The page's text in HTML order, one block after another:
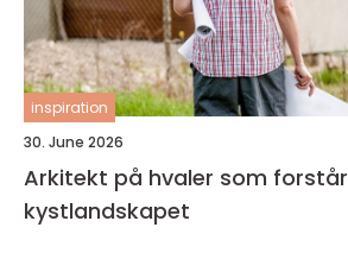
inspiration
30. June 2026
Arkitekt på hvaler som forstår
kystlandskapet